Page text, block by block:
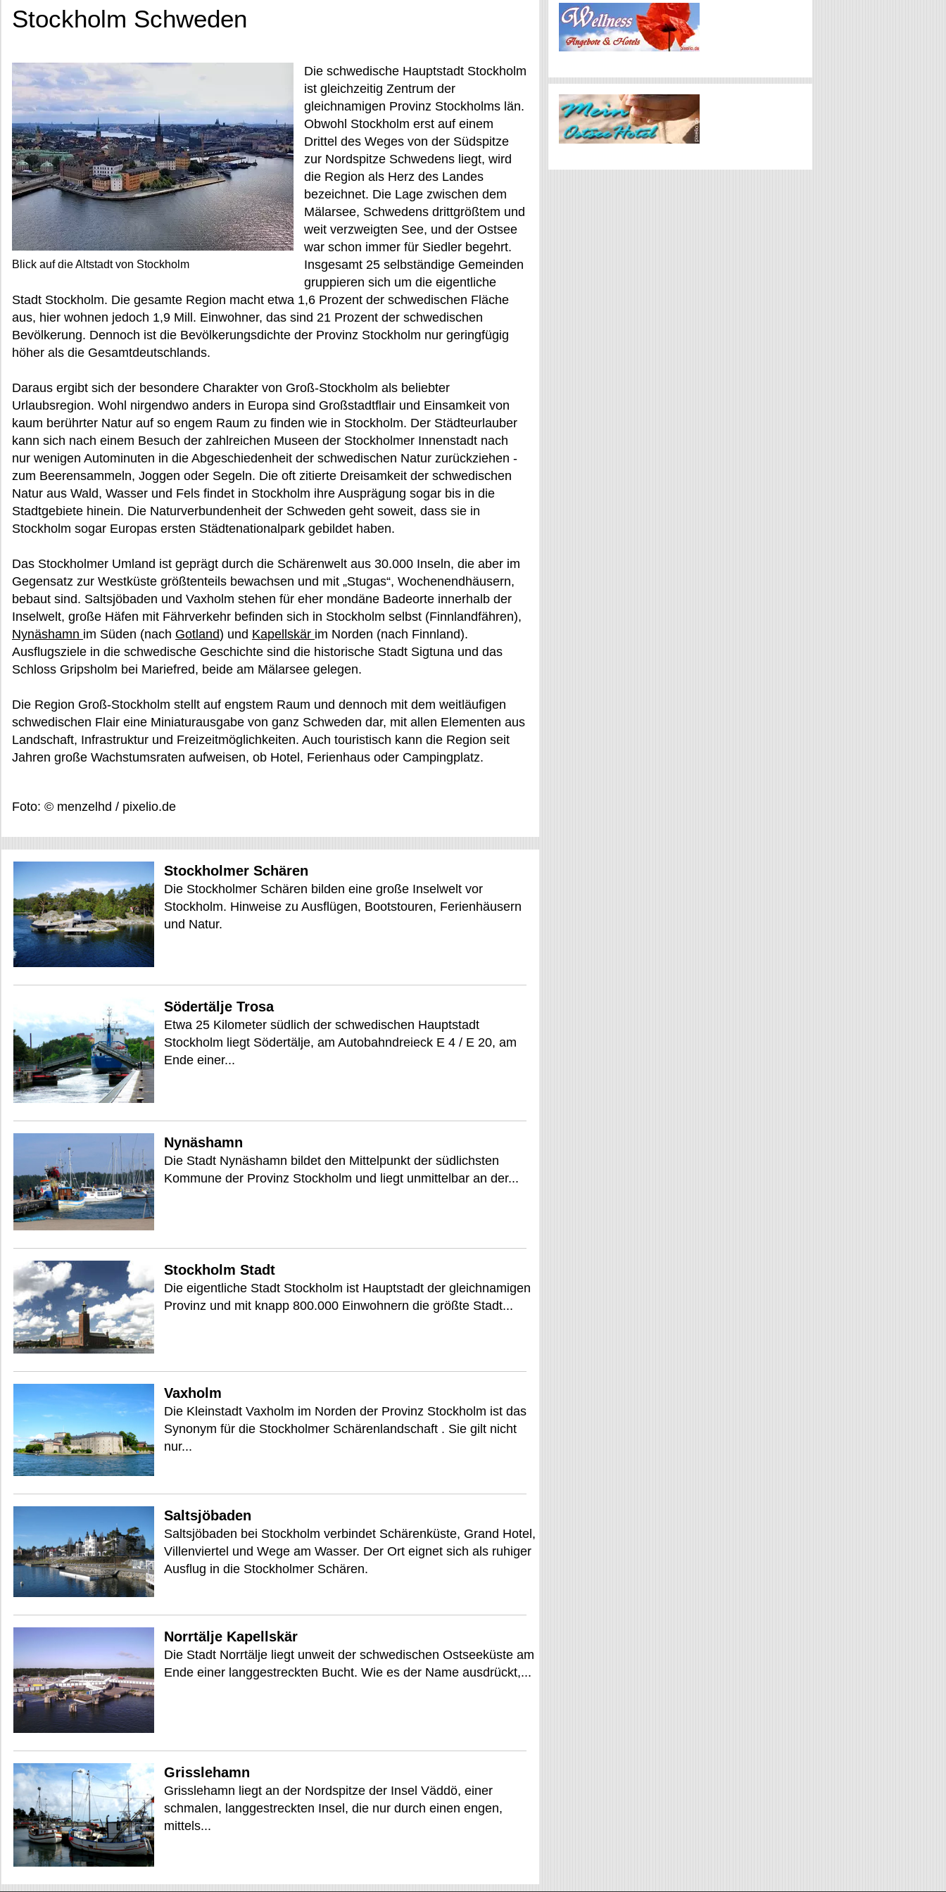
Stockholm Schweden
Blick auf die Altstadt von Stockholm
Die schwedische Hauptstadt Stockholm
ist gleichzeitig Zentrum der
gleichnamigen Provinz Stockholms län.
Obwohl Stockholm erst auf einem
Drittel des Weges von der Südspitze
zur Nordspitze Schwedens liegt, wird
die Region als Herz des Landes
bezeichnet. Die Lage zwischen dem
Mälarsee, Schwedens drittgrößtem und
weit verzweigten See, und der Ostsee
war schon immer für Siedler begehrt.
Insgesamt 25 selbständige Gemeinden
gruppieren sich um die eigentliche
Stadt Stockholm. Die gesamte Region macht etwa 1,6 Prozent der schwedischen Fläche
aus, hier wohnen jedoch 1,9 Mill. Einwohner, das sind 21 Prozent der schwedischen
Bevölkerung. Dennoch ist die Bevölkerungsdichte der Provinz Stockholm nur geringfügig
höher als die Gesamtdeutschlands.
Daraus ergibt sich der besondere Charakter von Groß-Stockholm als beliebter
Urlaubsregion. Wohl nirgendwo anders in Europa sind Großstadtflair und Einsamkeit von
kaum berührter Natur auf so engem Raum zu finden wie in Stockholm. Der Städteurlauber
kann sich nach einem Besuch der zahlreichen Museen der Stockholmer Innenstadt nach
nur wenigen Autominuten in die Abgeschiedenheit der schwedischen Natur zurückziehen -
zum Beerensammeln, Joggen oder Segeln. Die oft zitierte Dreisamkeit der schwedischen
Natur aus Wald, Wasser und Fels findet in Stockholm ihre Ausprägung sogar bis in die
Stadtgebiete hinein. Die Naturverbundenheit der Schweden geht soweit, dass sie in
Stockholm sogar Europas ersten Städtenationalpark gebildet haben.
Das Stockholmer Umland ist geprägt durch die Schärenwelt aus 30.000 Inseln, die aber im
Gegensatz zur Westküste größtenteils bewachsen und mit „Stugas“, Wochenendhäusern,
bebaut sind. Saltsjöbaden und Vaxholm stehen für eher mondäne Badeorte innerhalb der
Inselwelt, große Häfen mit Fährverkehr befinden sich in Stockholm selbst (Finnlandfähren),
Nynäshamn im Süden (nach Gotland) und Kapellskär im Norden (nach Finnland).
Ausflugsziele in die schwedische Geschichte sind die historische Stadt Sigtuna und das
Schloss Gripsholm bei Mariefred, beide am Mälarsee gelegen.
Die Region Groß-Stockholm stellt auf engstem Raum und dennoch mit dem weitläufigen
schwedischen Flair eine Miniaturausgabe von ganz Schweden dar, mit allen Elementen aus
Landschaft, Infrastruktur und Freizeitmöglichkeiten. Auch touristisch kann die Region seit
Jahren große Wachstumsraten aufweisen, ob Hotel, Ferienhaus oder Campingplatz.
Foto: © menzelhd / pixelio.de
Stockholmer Schären
Die Stockholmer Schären bilden eine große Inselwelt vor
Stockholm. Hinweise zu Ausflügen, Bootstouren, Ferienhäusern
und Natur.
Södertälje Trosa
Etwa 25 Kilometer südlich der schwedischen Hauptstadt
Stockholm liegt Södertälje, am Autobahndreieck E 4 / E 20, am
Ende einer...
Nynäshamn
Die Stadt Nynäshamn bildet den Mittelpunkt der südlichsten
Kommune der Provinz Stockholm und liegt unmittelbar an der...
Stockholm Stadt
Die eigentliche Stadt Stockholm ist Hauptstadt der gleichnamigen
Provinz und mit knapp 800.000 Einwohnern die größte Stadt...
Vaxholm
Die Kleinstadt Vaxholm im Norden der Provinz Stockholm ist das
Synonym für die Stockholmer Schärenlandschaft . Sie gilt nicht
nur...
Saltsjöbaden
Saltsjöbaden bei Stockholm verbindet Schärenküste, Grand Hotel,
Villenviertel und Wege am Wasser. Der Ort eignet sich als ruhiger
Ausflug in die Stockholmer Schären.
Norrtälje Kapellskär
Die Stadt Norrtälje liegt unweit der schwedischen Ostseeküste am
Ende einer langgestreckten Bucht. Wie es der Name ausdrückt,...
Grisslehamn
Grisslehamn liegt an der Nordspitze der Insel Väddö, einer
schmalen, langgestreckten Insel, die nur durch einen engen,
mittels...